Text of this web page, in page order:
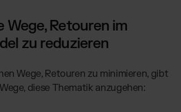
Wege, Retouren im
zu reduzieren
Wege, Retouren zu minimieren, gibt
diese Thematik anzugehen: